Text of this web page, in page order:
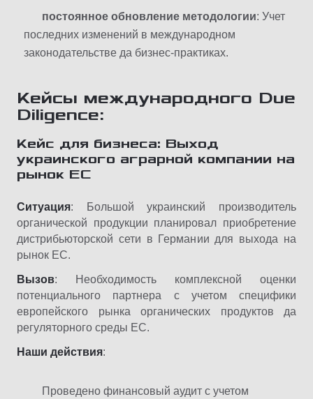
постоянное обновление методологии: Учет
последних изменений в международном
законодательстве да бизнес-практиках.
Кейсы международного Due
Diligence:
Кейс для бизнеса: Выход
украинского аграрной компании на
рынок ЕС
Ситуация: Большой украинский производитель
органической продукции планировал приобретение
дистрибьюторской сети в Германии для выхода на
рынок ЕС.
Вызов: Необходимость комплексной оценки
потенциального партнера с учетом специфики
европейского рынка органических продуктов да
регуляторного среды ЕС.
Наши действия:
Проведено финансовый аудит с учетом